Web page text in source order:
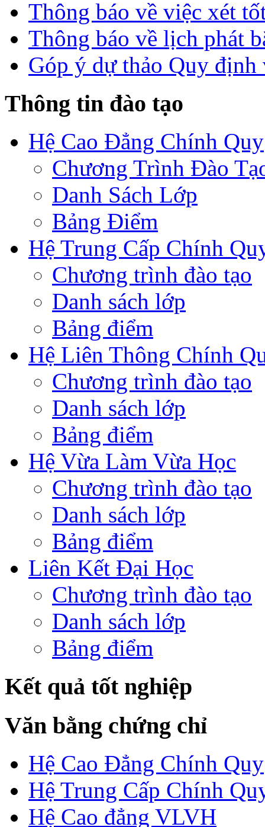
Thông báo về việc xét
Thông báo về lịch phát
Góp ý dự thảo Quy định
Thông tin đào tạo
Hệ Cao Đẳng Chính Quy
Chương Trình Đào
Danh Sách Lớp
Bảng Điểm
Hệ Trung Cấp Chính
Chương trình đào tạo
Danh sách lớp
Bảng điểm
Hệ Liên Thông Chính
Chương trình đào tạo
Danh sách lớp
Bảng điểm
Hệ Vừa Làm Vừa Học
Chương trình đào tạo
Danh sách lớp
Bảng điểm
Liên Kết Đại Học
Chương trình đào tạo
Danh sách lớp
Bảng điểm
Kết quả tốt nghiệp
Văn bằng chứng chỉ
Hệ Cao Đẳng Chính Quy
Hệ Trung Cấp Chính
Hệ Cao đẳng VLVH